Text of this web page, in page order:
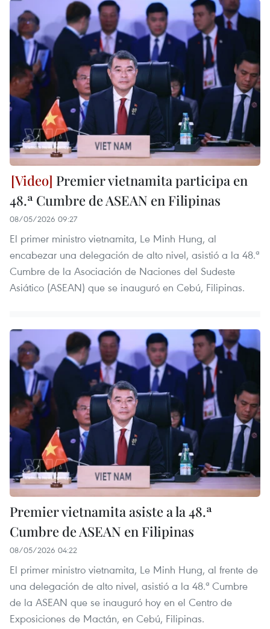
Premier vietnamita participa en
48.ª Cumbre de ASEAN en Filipinas
08/05/2026 09:27
El primer ministro vietnamita, Le Minh Hung, al
encabezar una delegación de alto nivel, asistió a la 48.ª
Cumbre de la Asociación de Naciones del Sudeste
Asiático (ASEAN) que se inauguró en Cebú, Filipinas.
Premier vietnamita asiste a la 48.ª
Cumbre de ASEAN en Filipinas
08/05/2026 04:22
El primer ministro vietnamita, Le Minh Hung, al frente de
una delegación de alto nivel, asistió a la 48.ª Cumbre
de la ASEAN que se inauguró hoy en el Centro de
Exposiciones de Mactán, en Cebú, Filipinas.